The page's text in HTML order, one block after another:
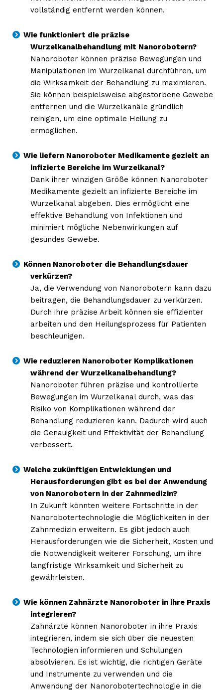
vollständig entfernt werden können.
Wie funktioniert die präzise
Wurzelkanalbehandlung mit Nanorobotern?
Nanoroboter können präzise Bewegungen und
Manipulationen im Wurzelkanal durchführen, um
die Wirksamkeit der Behandlung zu maximieren.
Sie können beispielsweise abgestorbene Gewebe
entfernen und die Wurzelkanäle gründlich
reinigen, um eine optimale Heilung zu
ermöglichen.
Wie liefern Nanoroboter Medikamente gezielt an
infizierte Bereiche im Wurzelkanal?
Dank ihrer winzigen Größe können Nanoroboter
Medikamente gezielt an infizierte Bereiche im
Wurzelkanal abgeben. Dies ermöglicht eine
effektive Behandlung von Infektionen und
minimiert mögliche Nebenwirkungen auf
gesundes Gewebe.
Können Nanoroboter die Behandlungsdauer
verkürzen?
Ja, die Verwendung von Nanorobotern kann dazu
beitragen, die Behandlungsdauer zu verkürzen.
Durch ihre präzise Arbeit können sie effizienter
arbeiten und den Heilungsprozess für Patienten
beschleunigen.
Wie reduzieren Nanoroboter Komplikationen
während der Wurzelkanalbehandlung?
Nanoroboter führen präzise und kontrollierte
Bewegungen im Wurzelkanal durch, was das
Risiko von Komplikationen während der
Behandlung reduzieren kann. Dadurch wird auch
die Genauigkeit und Effektivität der Behandlung
verbessert.
Welche zukünftigen Entwicklungen und
Herausforderungen gibt es bei der Anwendung
von Nanorobotern in der Zahnmedizin?
In Zukunft könnten weitere Fortschritte in der
Nanorobotertechnologie die Möglichkeiten in der
Zahnmedizin erweitern. Es gibt jedoch auch
Herausforderungen wie die Sicherheit, Kosten und
die Notwendigkeit weiterer Forschung, um ihre
langfristige Wirksamkeit und Sicherheit zu
gewährleisten.
Wie können Zahnärzte Nanoroboter in ihre Praxis
integrieren?
Zahnärzte können Nanoroboter in ihre Praxis
integrieren, indem sie sich über die neuesten
Technologien informieren und Schulungen
absolvieren. Es ist wichtig, die richtigen Geräte
und Instrumente zu verwenden und die
Anwendung der Nanorobotertechnologie in die